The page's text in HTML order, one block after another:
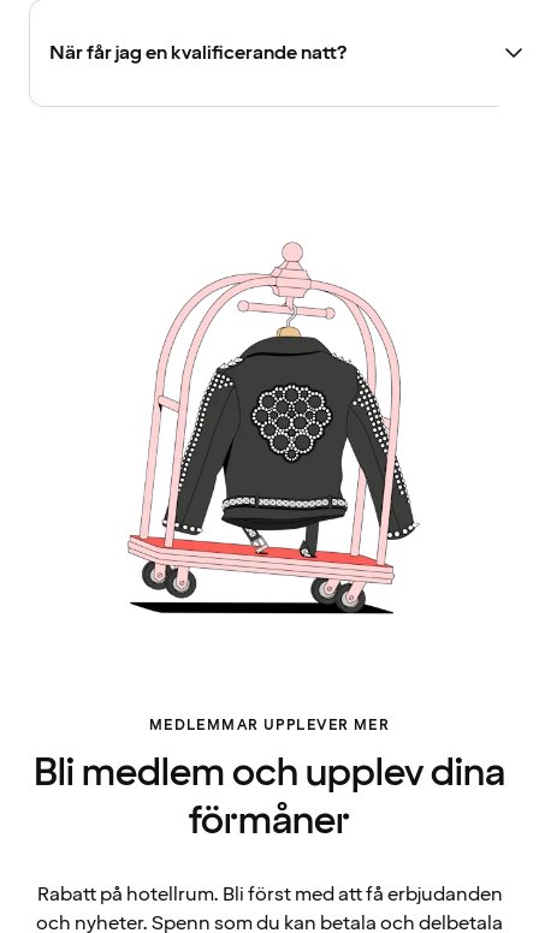
När får jag en kvalificerande natt?
MEDLEMMAR UPPLEVER MER
Bli medlem och upplev dina
förmåner
Rabatt på hotellrum. Bli först med att få erbjudanden
och nyheter. Spenn som du kan betala och delbetala